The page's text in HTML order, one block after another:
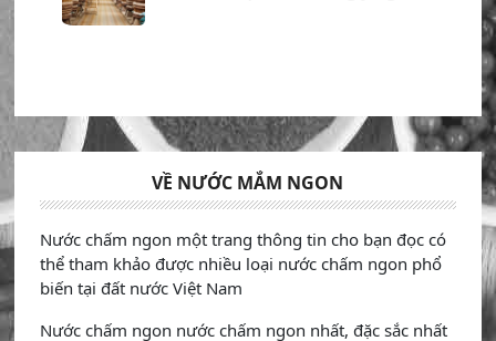
VỀ NƯỚC MẮM NGON
Nước chấm ngon một trang thông tin cho bạn đọc có
thể tham khảo được nhiều loại nước chấm ngon phổ
biến tại đất nước Việt Nam
Nước chấm ngon nước chấm ngon nhất, đặc sắc nhất